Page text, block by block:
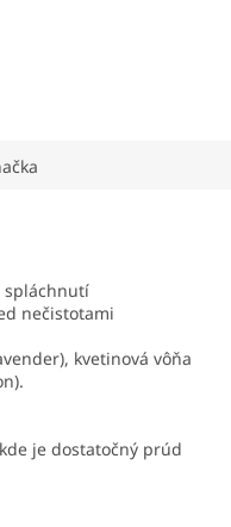
spláchnutí
nečistotami
kvetinová vôňa
je dostatočný prúd